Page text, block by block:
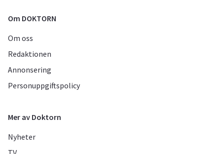
Om DOKTORN
Om oss
Redaktionen
Annonsering
Personuppgiftspolicy
Mer av Doktorn
Nyheter